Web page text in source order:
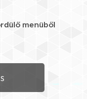
menüből